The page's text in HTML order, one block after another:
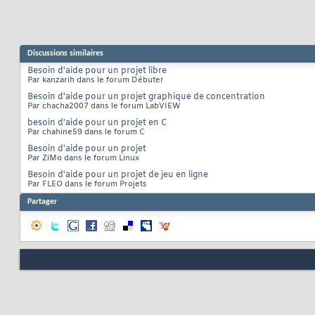
Discussions similaires
Besoin d'aide pour un projet libre
Par kanzarih dans le forum Débuter
Besoin d'aide pour un projet graphique de concentration
Par chacha2007 dans le forum LabVIEW
besoin d'aide pour un projet en C
Par chahine59 dans le forum C
Besoin d'aide pour un projet
Par ZiMo dans le forum Linux
Besoin d'aide pour un projet de jeu en ligne
Par FLEO dans le forum Projets
Partager